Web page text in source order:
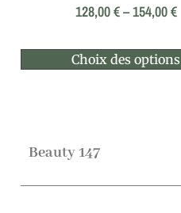
128,00€–154,00€
Choix des options
Beauty 147